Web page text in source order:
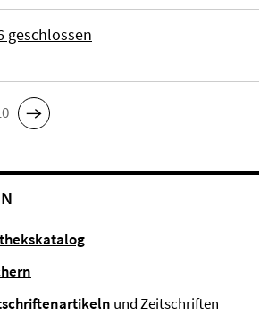
geschlossen
und Zeitschriften